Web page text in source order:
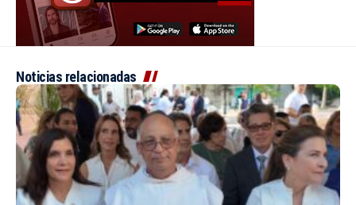
Noticias relacionadas